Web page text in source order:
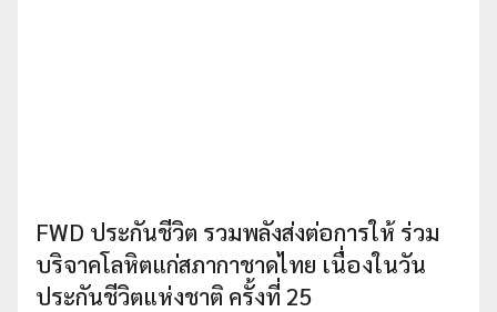
FWD ประกันชีวิต รวมพลังส่งต่อการให้ ร่วม
บริจาคโลหิตแก่สภากาชาดไทย เนื่องในวัน
ประกันชีวิตแห่งชาติ ครั้งที่ 25